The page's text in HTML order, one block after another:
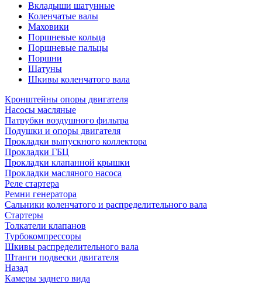
Вкладыши шатунные
Коленчатые валы
Маховики
Поршневые кольца
Поршневые пальцы
Поршни
Шатуны
Шкивы коленчатого вала
Кронштейны опоры двигателя
Насосы масляные
Патрубки воздушного фильтра
Подушки и опоры двигателя
Прокладки выпускного коллектора
Прокладки ГБЦ
Прокладки клапанной крышки
Прокладки масляного насоса
Реле стартера
Ремни генератора
Сальники коленчатого и распределительного вала
Стартеры
Толкатели клапанов
Турбокомпрессоры
Шкивы распределительного вала
Штанги подвески двигателя
Назад
Камеры заднего вида